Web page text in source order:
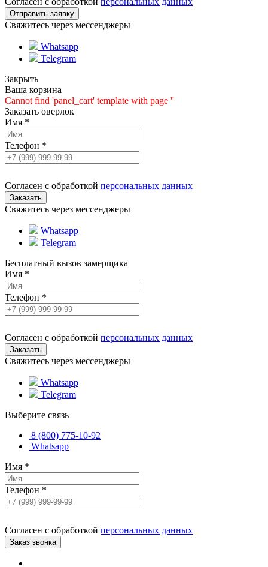
Свяжитесь через мессенджеры
Whatsapp
Telegram
Закрыть
Ваша корзина
Cannot find 'panel_cart' template with page ''
Заказать оверлок
Имя *
Телефон *
Согласен с обработкой персональных данных
Свяжитесь через мессенджеры
Whatsapp
Telegram
Бесплатный вызов замерщика
Имя *
Телефон *
Согласен с обработкой персональных данных
Свяжитесь через мессенджеры
Whatsapp
Telegram
Выберите связь
8 (800) 775-10-92
Whatsapp
Имя *
Телефон *
Согласен с обработкой персональных данных